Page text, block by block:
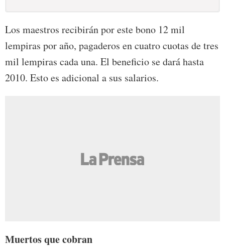
Los maestros recibirán por este bono 12 mil
lempiras por año, pagaderos en cuatro cuotas de tres
mil lempiras cada una. El beneficio se dará hasta
2010. Esto es adicional a sus salarios.
Muertos que cobran